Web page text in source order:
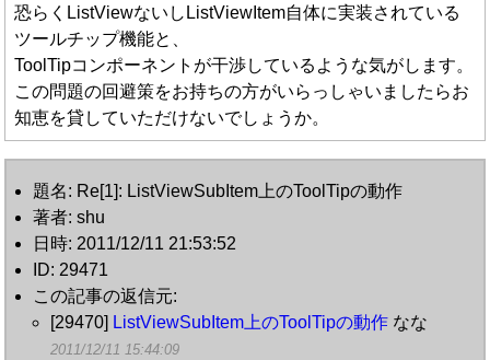
恐らくListViewないしListViewItem自体に実装されている
ツールチップ機能と、
ToolTipコンポーネントが干渉しているような気がします。
この問題の回避策をお持ちの方がいらっしゃいましたらお
知恵を貸していただけないでしょうか。
題名: Re[1]: ListViewSubItem上のToolTipの動作
著者: shu
日時: 2011/12/11 21:53:52
ID: 29471
この記事の返信元:
[29470] ListViewSubItem上のToolTipの動作 なな
2011/12/11 15:44:09